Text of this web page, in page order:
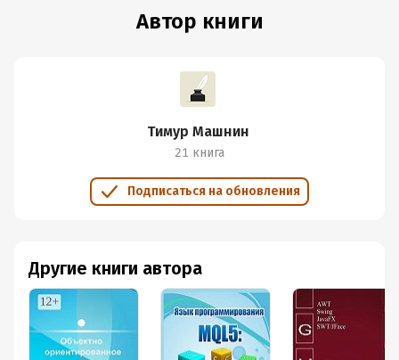
Автор книги
Тимур Машнин
21 книга
Подписаться на обновления
Другие книги автора